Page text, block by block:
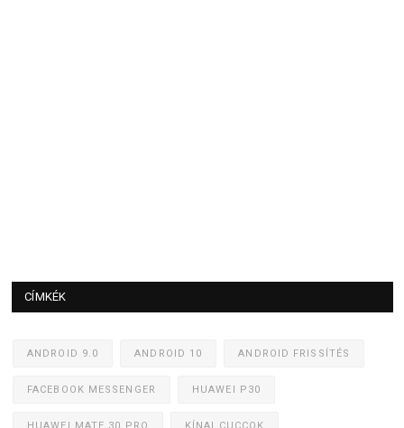
CÍMKÉK
ANDROID 9.0 ANDROID 10 ANDROID FRISSÍTÉS
FACEBOOK MESSENGER HUAWEI P30